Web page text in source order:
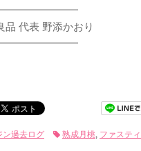
品 代表 野添かおり
ン過去ログ 熟成月桃, ファステ